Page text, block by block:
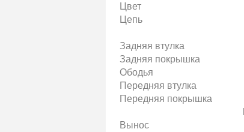
Цвет
Цепь
Задняя втулка
Задняя покрышка
Ободья
Передняя втулка
Передняя покрышка
Вынос